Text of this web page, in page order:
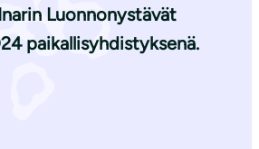
Luonnonystävät
paikallisyhdistyksenä.